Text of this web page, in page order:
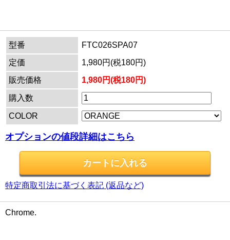
型番
FTC026SPA07
定価
1,980円(税180円)
販売価格
1,980円(税180円)
購入数
COLOR
オプションの値段詳細はこちら
特定商取引法に基づく表記 (返品など)
Chrome.